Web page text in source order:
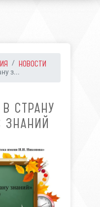
НОВОСТИ
з...
СТРАНУ
ЗНАНИЙ